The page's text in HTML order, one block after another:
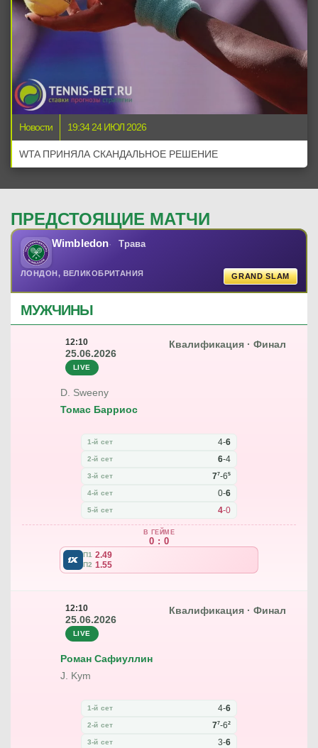
Новости 19:34 24 ИЮЛ 2026
WTA ПРИНЯЛА СКАНДАЛЬНОЕ РЕШЕНИЕ
ПРЕДСТОЯЩИЕ МАТЧИ
Wimbledon Трава
ЛОНДОН, ВЕЛИКОБРИТАНИЯ GRAND SLAM
МУЖЧИНЫ
12:10
25.06.2026
LIVE
Квалификация · Финал
D. Sweeny
Томас Барриос
1-й сет 4-6
2-й сет 6-4
3-й сет 77-65
4-й сет 0-6
5-й сет 4-0
В ГЕЙМЕ
0 : 0
П1 2.49
П2 1.55
12:10
25.06.2026
LIVE
Квалификация · Финал
Роман Сафиуллин
J. Kym
1-й сет 4-6
2-й сет 77-62
3-й сет 3-6